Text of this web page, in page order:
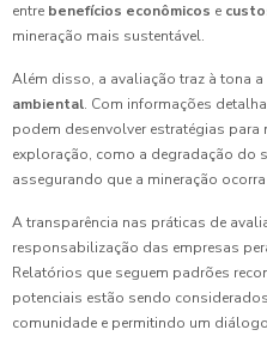
entre benefícios econômicos e
mineração mais sustentável.
Além disso, a avaliação traz à tona a
ambiental. Com informações
podem desenvolver estratégias
exploração, como a degradação do
assegurando que a mineração
A transparência nas práticas de
responsabilização das empresas
Relatórios que seguem padrões
potenciais estão sendo
comunidade e permitindo um